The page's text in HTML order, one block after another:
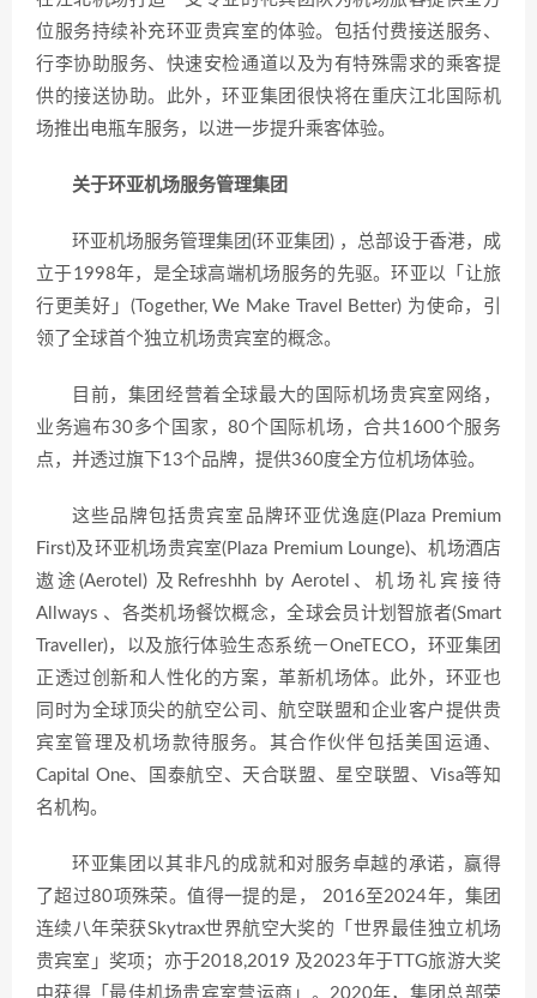
位服务持续补充环亚贵宾室的体验。包括付费接送服务、
行李协助服务、快速安检通道以及为有特殊需求的乘客提
供的接送协助。此外，环亚集团很快将在重庆江北国际机
场推出电瓶车服务，以进一步提升乘客体验。
关于环亚机场服务管理集 团
环亚机场服务管理集团(环亚集团) ，总部设于香港，成
立于1998年，是全球高端机场服务的先驱。环亚以「让旅
行更美好」(Together, We Make Travel Better) 为使命，引
领了全球首个独立机场贵宾室的概念。
目前，集团经营着全球最大的国际机场贵宾室网络，
业务遍布30多个国家，80个国际机场，合共1600个服务
点，并透过旗下13个品牌，提供360度全方位机场体验。
这些品牌包括贵宾室品牌环亚优逸庭(Plaza Premium
First)及环亚机场贵宾室(Plaza Premium Lounge)、机场酒店
遨途(Aerotel) 及Refreshhh by Aerotel、机场礼宾接待
Allways 、各类机场餐饮概念，全球会员计划智旅者(Smart
Traveller)，以及旅行体验生态系统－OneTECO，环亚集团
正透过创新和人性化的方案，革新机场体。此外，环亚也
同时为全球顶尖的航空公司、航空联盟和企业客户提供贵
宾室管理及机场款待服务。其合作伙伴包括美国运通、
Capital One、国泰航空、天合联盟、星空联盟、Visa等知
名机构。
环亚集团以其非凡的成就和对服务卓越的承诺，赢得
了超过80项殊荣。值得一提的是， 2016至2024年，集团
连续八年荣获Skytrax世界航空大奖的「世界最佳独立机场
贵宾室」奖项；亦于2018,2019 及2023年于TTG旅游大奖
中获得「最佳机场贵宾室营运商」。2020年，集团总部荣